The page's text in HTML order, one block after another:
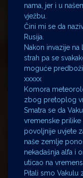
nama, jer i u
vježbu.
Čini mi se da
Rusija.
Nakon invazije
strah pa se
moguće
xxxxx
Komora
zbog pretoplog
Smatra se da
vremenske
povoljnije uvjete
naše zemlje
nekadašnja alfa i
uticao na
Pitali smo Vakulu